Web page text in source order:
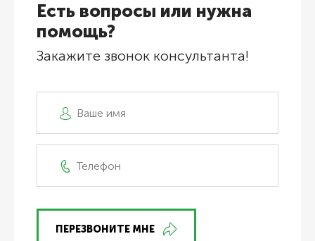
Есть вопросы или нужна
помощь?
Закажите звонок консультанта!
ПЕРЕЗВОНИТЕ МНЕ